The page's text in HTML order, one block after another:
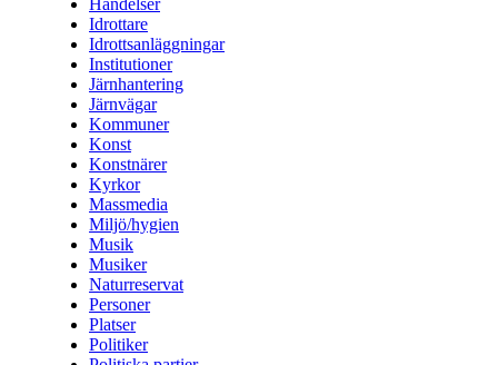
Idrottare
Idrottsanläggningar
Institutioner
Järnhantering
Järnvägar
Kommuner
Konst
Konstnärer
Kyrkor
Massmedia
Miljö/hygien
Musik
Musiker
Naturreservat
Personer
Platser
Politiker